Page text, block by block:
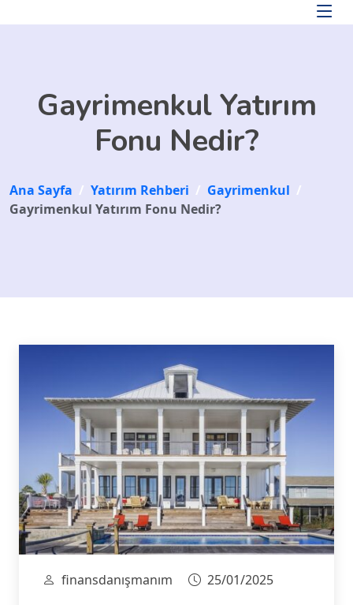
Gayrimenkul Yatırım
Fonu Nedir?
Ana Sayfa / Yatırım Rehberi / Gayrimenkul /
Gayrimenkul Yatırım Fonu Nedir?
finansdanışmanım
25/01/2025